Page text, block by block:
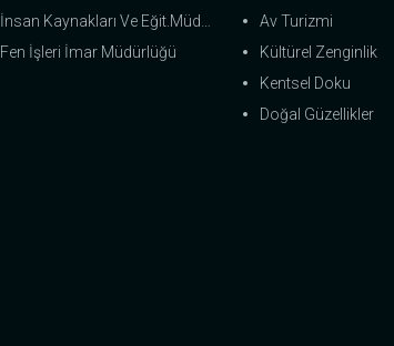
İnsan Kaynakları Ve Eğit.Müdürlüğü
Fen İşleri İmar Müdürlüğü
Av Turizmi
Kültürel Zenginlik
Kentsel Doku
Doğal Güzellikler